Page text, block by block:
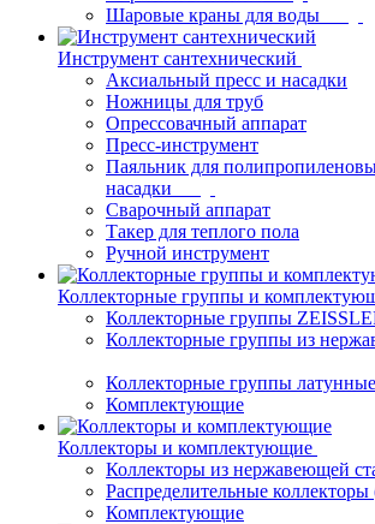
Шаровые краны для воды
Инструмент сантехнический
Аксиальный пресс и насадки
Ножницы для труб
Опрессовачный аппарат
Пресс-инструмент
Паяльник для
насадки
Сварочный аппарат
Такер для теплого пола
Ручной инструмент
Коллекторные группы и
Коллекторные группы
Коллекторные группы из
Коллекторные группы латунные
Комплектующие
Коллекторы и комплектующие
Коллекторы из нержавеющей
Распределительные коллекторы
Комплектующие